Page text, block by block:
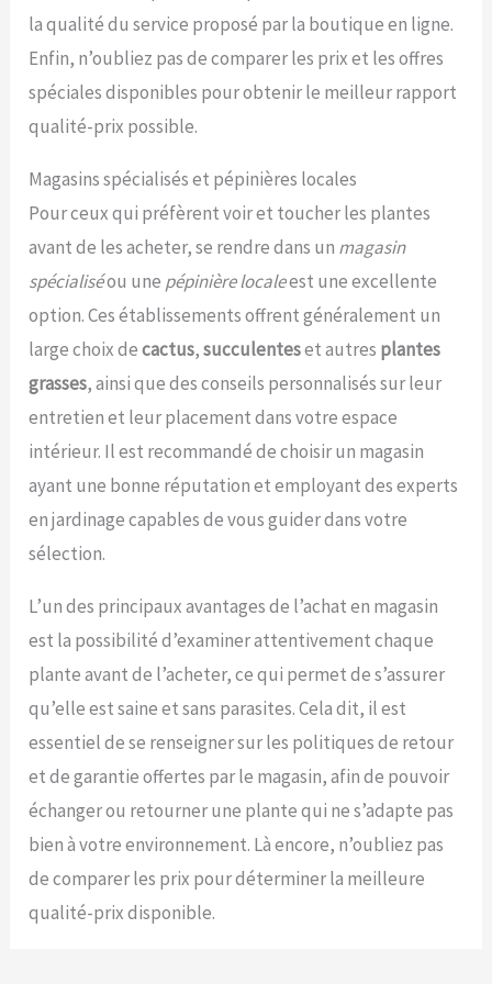
la qualité du service proposé par la boutique en ligne.
Enfin, n’oubliez pas de comparer les prix et les offres
spéciales disponibles pour obtenir le meilleur rapport
qualité-prix possible.
Magasins spécialisés et pépinières locales
Pour ceux qui préfèrent voir et toucher les plantes
avant de les acheter, se rendre dans un magasin
spécialiséou une pépinière localeest une excellente
option. Ces établissements offrent généralement un
large choix decactus,succulenteset autres plantes
grasses, ainsi que des conseils personnalisés sur leur
entretien et leur placement dans votre espace
intérieur. Il est recommandé de choisir un magasin
ayant une bonne réputation et employant des experts
en jardinage capables de vous guider dans votre
sélection.
L’un des principaux avantages de l’achat en magasin
est la possibilité d’examiner attentivement chaque
plante avant de l’acheter, ce qui permet de s’assurer
qu’elle est saine et sans parasites. Cela dit, il est
essentiel de se renseigner sur les politiques de retour
et de garantie offertes par le magasin, afin de pouvoir
échanger ou retourner une plante qui ne s’adapte pas
bien à votre environnement. Là encore, n’oubliez pas
de comparer les prix pour déterminer la meilleure
qualité-prix disponible.